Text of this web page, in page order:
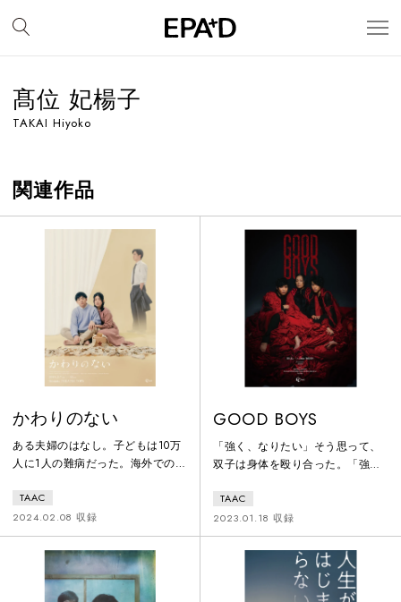
髙位 妃楊子
TAKAI Hiyoko
関連作品
かわりのない
ある夫婦のはなし。子どもは10万
人に1人の難病だった。海外での移
行ったが、あと少しで目標額に届
きそうな時に亡くなった。しばら
くして。夫が妻に必要なくなった
はずの募金活動を持ちかける。ま
たしばらくして。ようやく目標額
に達したその日。2人のもとに子
TAAC
2024.02.08 収録
GOOD BOYS
「強く、なりたい」そう思って、
双子は身体を殴り合った。「強
は罵詈雑言を浴びせ合った。「強
く、なりたい」そう思って、双子
は大人よりも賢くなった。これ
は、双子の少年たちが過ごした
日々の記録。「強く、なりたい」
そう願った彼ら 2 人の行く先
TAAC
2023.01.18 収録